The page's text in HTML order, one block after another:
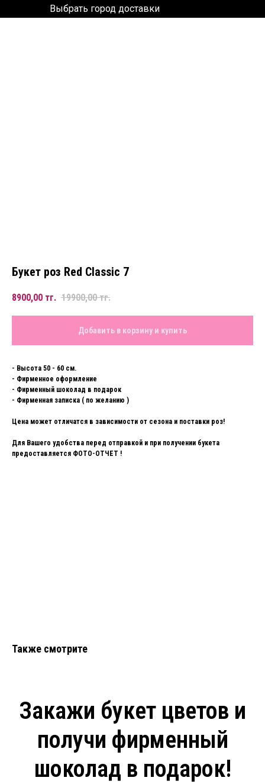
Выбрать город доставки
Букет роз Red Classic 7
8900,00 тг. 19900,00 тг.
Добавить в корзину и купить
- Высота 50 - 60 см.
- Фирменное оформление
- Фирменный шоколад в подарок
- Фирменная записка ( по желанию )
Цена может отличатся в зависимости от сезона и поставки роз!
Для Вашего удобства перед отправкой и при получении букета
предоставляется ФОТО-ОТЧЕТ !
Также смотрите
Закажи букет цветов и
получи фирменный
шоколад в подарок!